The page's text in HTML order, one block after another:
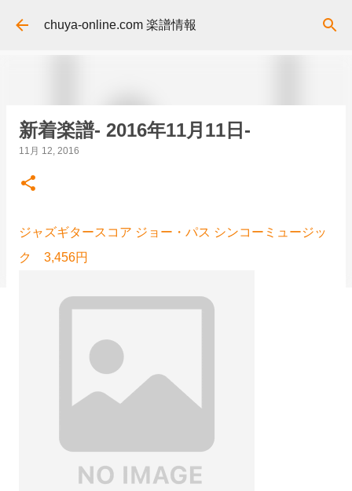
スキップしてメイン コンテンツに移動
chuya-online.com 楽譜情報
新着楽譜- 2016年11月11日-
11月 12, 2016
ジャズギタースコア ジョー・パス シンコーミュージッ
ク 3,456円